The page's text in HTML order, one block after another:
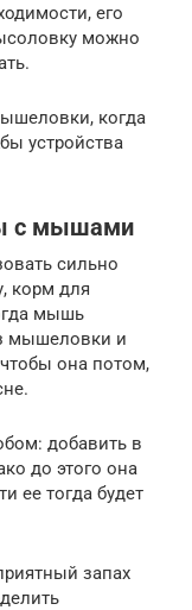
его
можно
когда
устройства
с мышами
сильно
корм для
мышь
мышеловки и
она потом,
добавить в
до этого она
ее тогда будет
запах